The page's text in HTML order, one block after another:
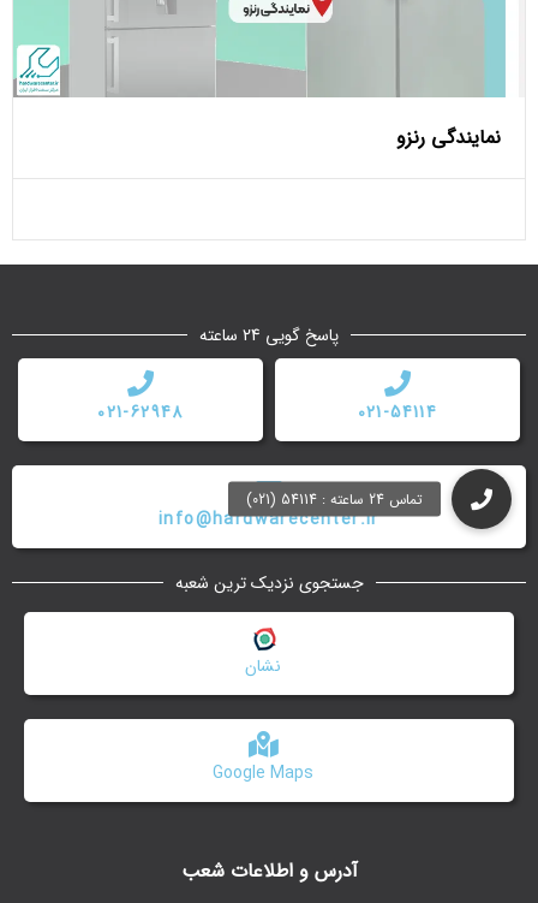
نمایندگی رنزو
آدرس و اطلاعات شعب
پاسخ گویی 24 ساعته
021-54114
021-62948
info@hardwarecenter.ir
جستجوی نزدیک ترین شعبه
Google Maps
نشان